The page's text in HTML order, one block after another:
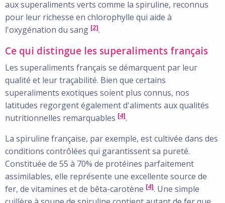
aux superaliments verts comme la spiruline, reconnus
pour leur richesse en chlorophylle qui aide à
l'oxygénation du sang [2].
Ce qui distingue les superaliments français
Les superaliments français se démarquent par leur
qualité et leur traçabilité. Bien que certains
superaliments exotiques soient plus connus, nos
latitudes regorgent également d'aliments aux qualités
nutritionnelles remarquables [4].
La spiruline française, par exemple, est cultivée dans des
conditions contrôlées qui garantissent sa pureté.
Constituée de 55 à 70% de protéines parfaitement
assimilables, elle représente une excellente source de
fer, de vitamines et de bêta-carotène [4]. Une simple